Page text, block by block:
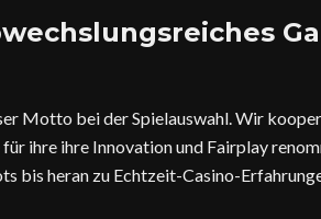
Motto bei der Spielauswahl. Wir
ihre ihre Innovation und Fairplay
bis heran zu Echtzeit-Casino-